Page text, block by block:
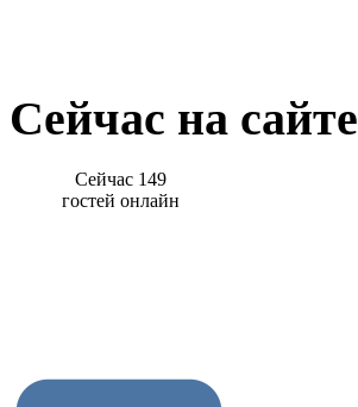
Сейчас на сайте
Сейчас 149
гостей онлайн